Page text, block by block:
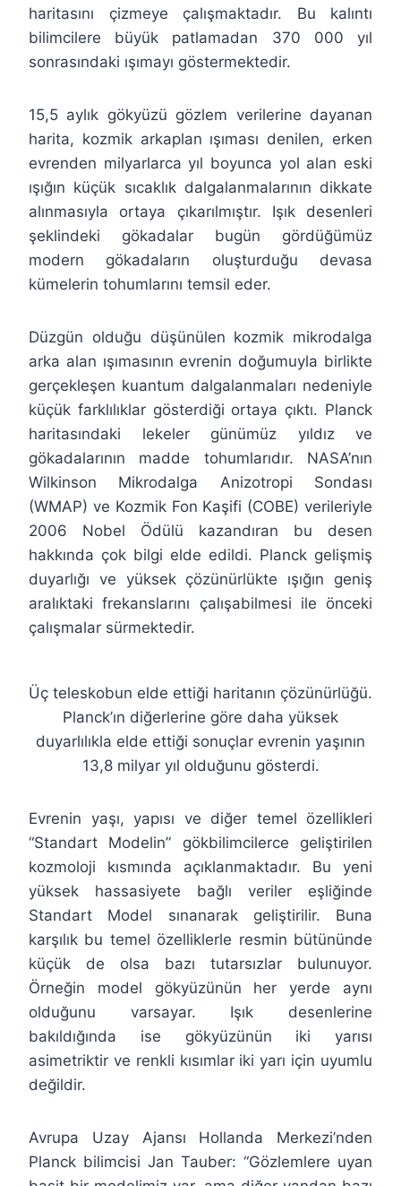
haritasını çizmeye çalışmaktadır. Bu kalıntı
bilimcilere büyük patlamadan 370 000 yıl
sonrasındaki ışımayı göstermektedir.
15,5 aylık gökyüzü gözlem verilerine dayanan
harita, kozmik arkaplan ışıması denilen, erken
evrenden milyarlarca yıl boyunca yol alan eski
ışığın küçük sıcaklık dalgalanmalarının dikkate
alınmasıyla ortaya çıkarılmıştır. Işık desenleri
şeklindeki gökadalar bugün gördüğümüz
modern gökadaların oluşturduğu devasa
kümelerin tohumlarını temsil eder.
Düzgün olduğu düşünülen kozmik mikrodalga
arka alan ışımasının evrenin doğumuyla birlikte
gerçekleşen kuantum dalgalanmaları nedeniyle
küçük farklılıklar gösterdiği ortaya çıktı. Planck
haritasındaki lekeler günümüz yıldız ve
gökadalarının madde tohumlarıdır. NASA’nın
Wilkinson Mikrodalga Anizotropi Sondası
(WMAP) ve Kozmik Fon Kaşifi (COBE) verileriyle
2006 Nobel Ödülü kazandıran bu desen
hakkında çok bilgi elde edildi. Planck gelişmiş
duyarlığı ve yüksek çözünürlükte ışığın geniş
aralıktaki frekanslarını çalışabilmesi ile önceki
çalışmalar sürmektedir.
Üç teleskobun elde ettiği haritanın çözünürlüğü.
Planck’ın diğerlerine göre daha yüksek
duyarlılıkla elde ettiği sonuçlar evrenin yaşının
13,8 milyar yıl olduğunu gösterdi.
Evrenin yaşı, yapısı ve diğer temel özellikleri
“Standart Modelin” gökbilimcilerce geliştirilen
kozmoloji kısmında açıklanmaktadır. Bu yeni
yüksek hassasiyete bağlı veriler eşliğinde
Standart Model sınanarak geliştirilir. Buna
karşılık bu temel özelliklerle resmin bütününde
küçük de olsa bazı tutarsızlar bulunuyor.
Örneğin model gökyüzünün her yerde aynı
olduğunu varsayar. Işık desenlerine
bakıldığında ise gökyüzünün iki yarısı
asimetriktir ve renkli kısımlar iki yarı için uyumlu
değildir.
Avrupa Uzay Ajansı Hollanda Merkezi’nden
Planck bilimcisi Jan Tauber: “Gözlemlere uyan